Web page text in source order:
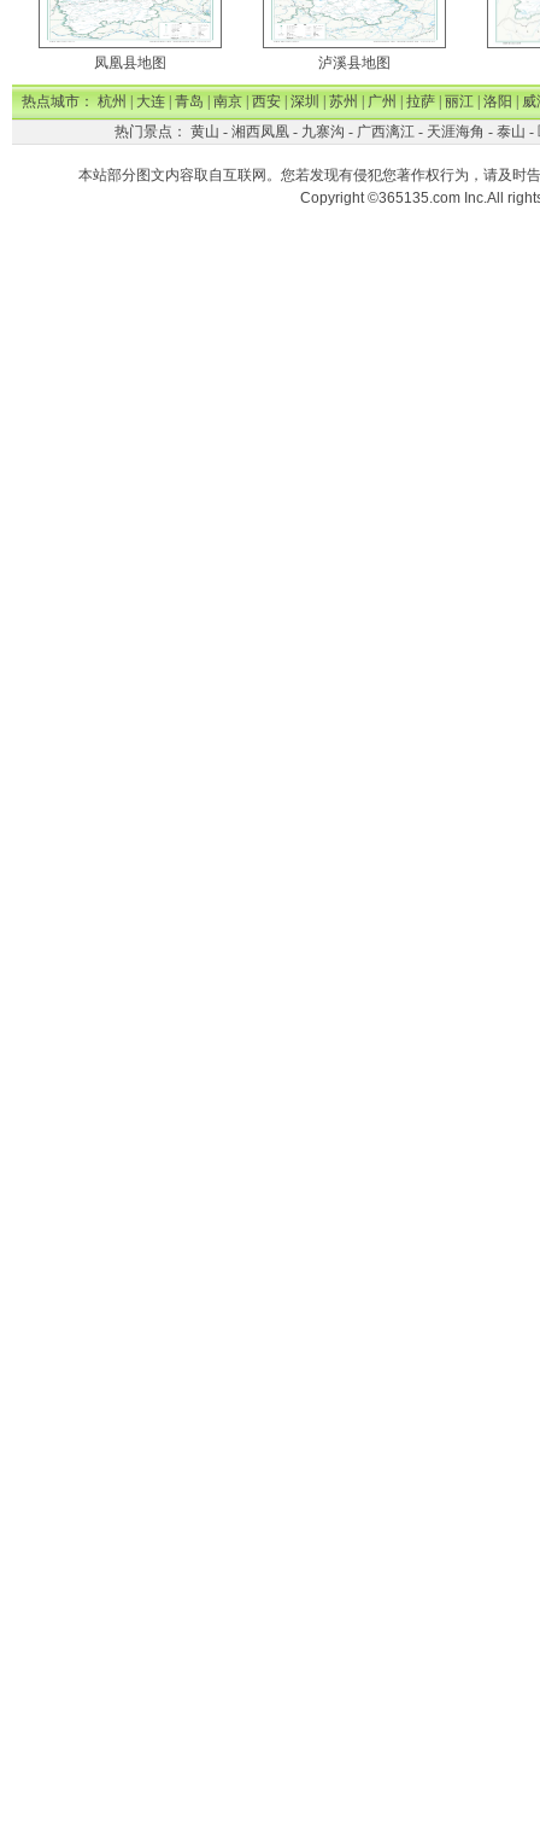
凤凰县地图 泸溪县地图
热点城市：杭州|大连|青岛|南京|西安|深圳|苏州|广州|拉萨|丽江|洛阳|威
热门景点： 黄山 - 湘西凤凰- 九寨沟 - 广西漓江- 天涯海角 - 泰山 -
本站部分图文内容取自互联网。您若发现有侵犯您著作权行为，请及时
Copyright ©365135.com Inc.All